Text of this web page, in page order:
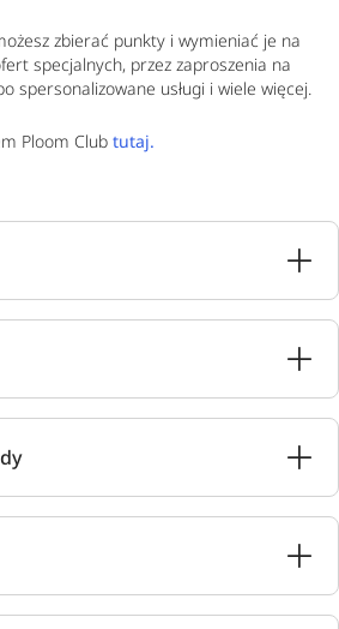
zbierać punkty i wymieniać je na
specjalnych, przez zaproszenia na
spersonalizowane usługi i wiele więcej.
Ploom Club tutaj.